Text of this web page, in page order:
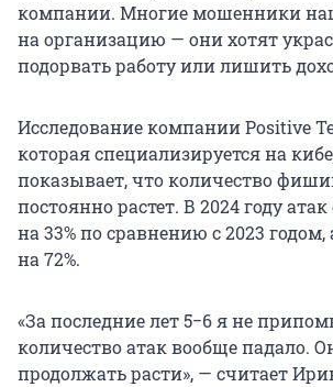
компании. Многие мошенники
на организацию — они хотят
подорвать работу или лишить
Исследование компании Positive
которая специализируется на
показывает, что количество
постоянно растет. В 2024 году
на 33% по сравнению с 2023 годом,
на 72%.
«За последние лет 5−6 я не
количество атак вообще падало.
продолжать расти», — считает